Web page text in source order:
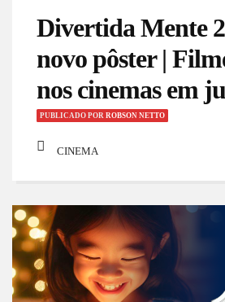
Divertida Mente
novo pôster |
nos cinemas em
PUBLICADO POR ROBSON NETTO
CINEMA